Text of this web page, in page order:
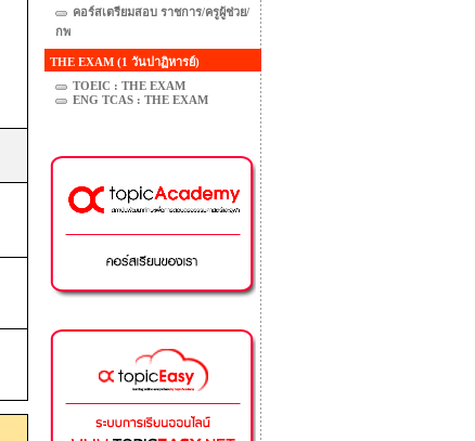
คอร์สเตรียมสอบ ราชการ/ครูผู้ช่วย/
กพ
THE EXAM (1 วันปาฏิหารย์)
TOEIC : THE EXAM
ENG TCAS : THE EXAM